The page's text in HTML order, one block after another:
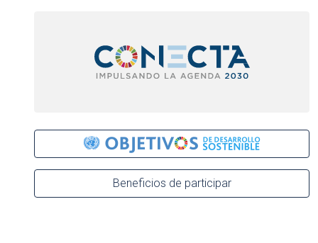
Beneficios de participar